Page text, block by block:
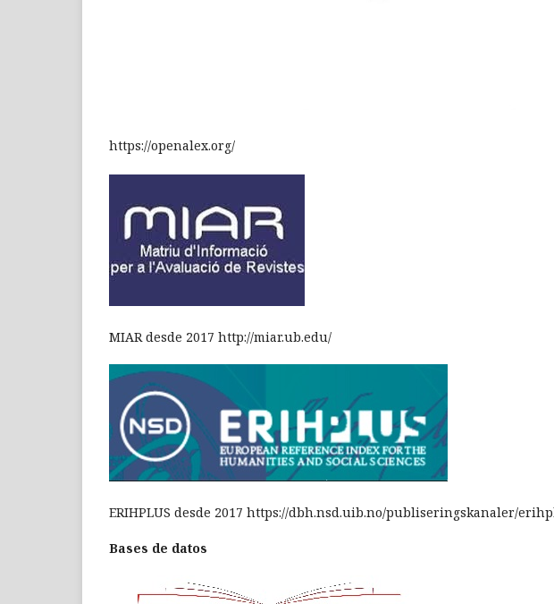
https://openalex.org/
MIAR desde 2017 http://miar.ub.edu/
ERIHPLUS desde 2017 https://dbh.nsd.uib.no/publiseringskanaler/
Bases de datos